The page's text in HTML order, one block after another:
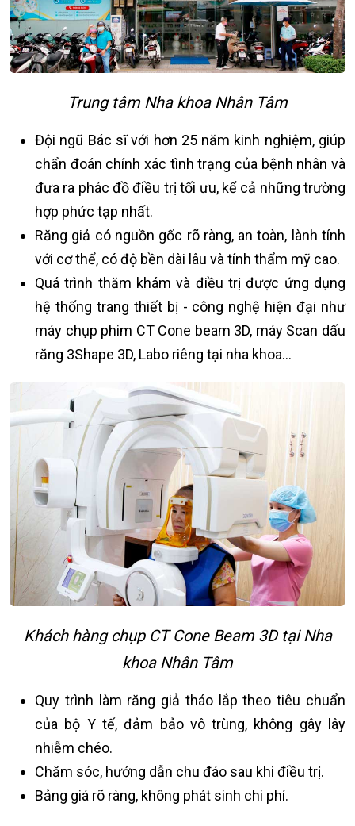
Trung tâm Nha khoa Nhân Tâm
Đội ngũ Bác sĩ với hơn 25 năm kinh nghiệm, giúp
chẩn đoán chính xác tình trạng của bệnh nhân và
đưa ra phác đồ điều trị tối ưu, kể cả những trường
hợp phức tạp nhất.
Răng giả có nguồn gốc rõ ràng, an toàn, lành tính
với cơ thể, có độ bền dài lâu và tính thẩm mỹ cao.
Quá trình thăm khám và điều trị được ứng dụng
hệ thống trang thiết bị - công nghệ hiện đại như
máy chụp phim CT Cone beam 3D, máy Scan dấu
răng 3Shape 3D, Labo riêng tại nha khoa…
Khách hàng chụp CT Cone Beam 3D tại Nha
khoa Nhân Tâm
Quy trình làm răng giả tháo lắp theo tiêu chuẩn
của bộ Y tế, đảm bảo vô trùng, không gây lây
nhiễm chéo.
Chăm sóc, hướng dẫn chu đáo sau khi điều trị.
Bảng giá rõ ràng, không phát sinh chi phí.